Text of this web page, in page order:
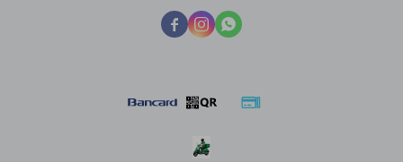
  